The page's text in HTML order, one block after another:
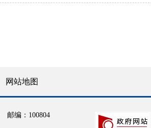
网站地图
邮编：100804